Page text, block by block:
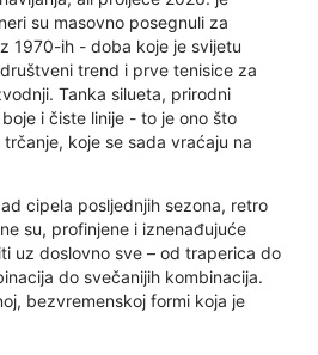
su masovno posegnuli za
1970-ih - doba koje je svijetu
trend i prve tenisice za
Tanka silueta, prirodni
i čiste linije - to je ono što
koje se sada vraćaju na
cipela posljednjih sezona, retro
su, profinjene i iznenađujuće
uz doslovno sve – od traperica do
do svečanijih kombinacija.
bezvremenskoj formi koja je